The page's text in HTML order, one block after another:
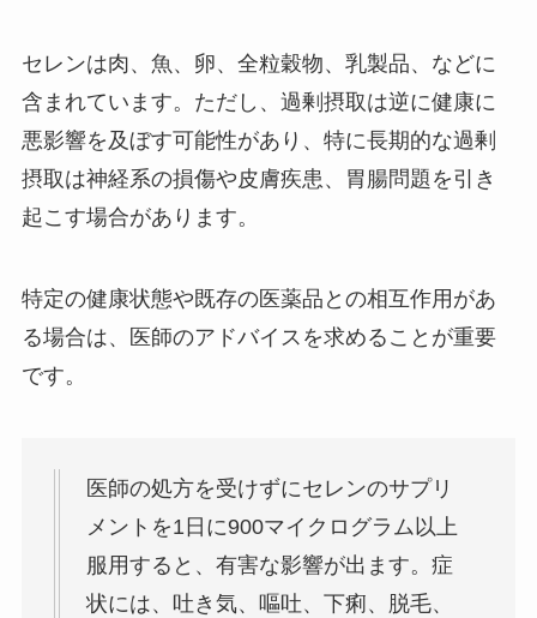
セレンは肉、魚、卵、全粒穀物、乳製品、などに
含まれています。ただし、過剰摂取は逆に健康に
悪影響を及ぼす可能性があり、特に長期的な過剰
摂取は神経系の損傷や皮膚疾患、胃腸問題を引き
起こす場合があります。
特定の健康状態や既存の医薬品との相互作用があ
る場合は、医師のアドバイスを求めることが重要
です。
医師の処方を受けずにセレンのサプリ
メントを1日に900マイクログラム以上
服用すると、有害な影響が出ます。症
状には、吐き気、嘔吐、下痢、脱毛、